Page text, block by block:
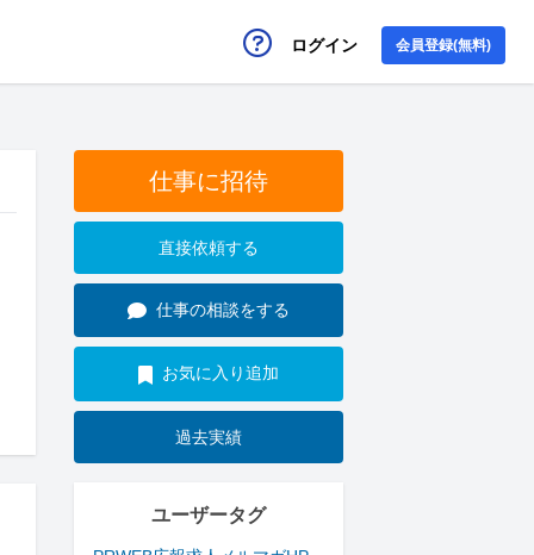
ログイン 会員登録(無料)
仕事に招待
直接依頼する
仕事の相談をする
お気に入り追加
過去実績
ユーザータグ